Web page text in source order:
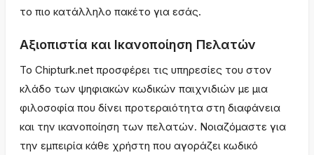
το πιο κατάλληλο πακέτο για εσάς.
Αξιοπιστία και Ικανοποίηση Πελατών
Το Chipturk.net προσφέρει τις υπηρεσίες του στον
κλάδο των ψηφιακών κωδικών παιχνιδιών με μια
φιλοσοφία που δίνει προτεραιότητα στη διαφάνεια
και την ικανοποίηση των πελατών. Νοιαζόμαστε για
την εμπειρία κάθε χρήστη που αγοράζει κωδικό